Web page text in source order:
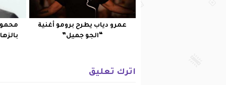
عمرو دياب يطرح برومو أغنية
“الجو جميل”
اترك تعليق